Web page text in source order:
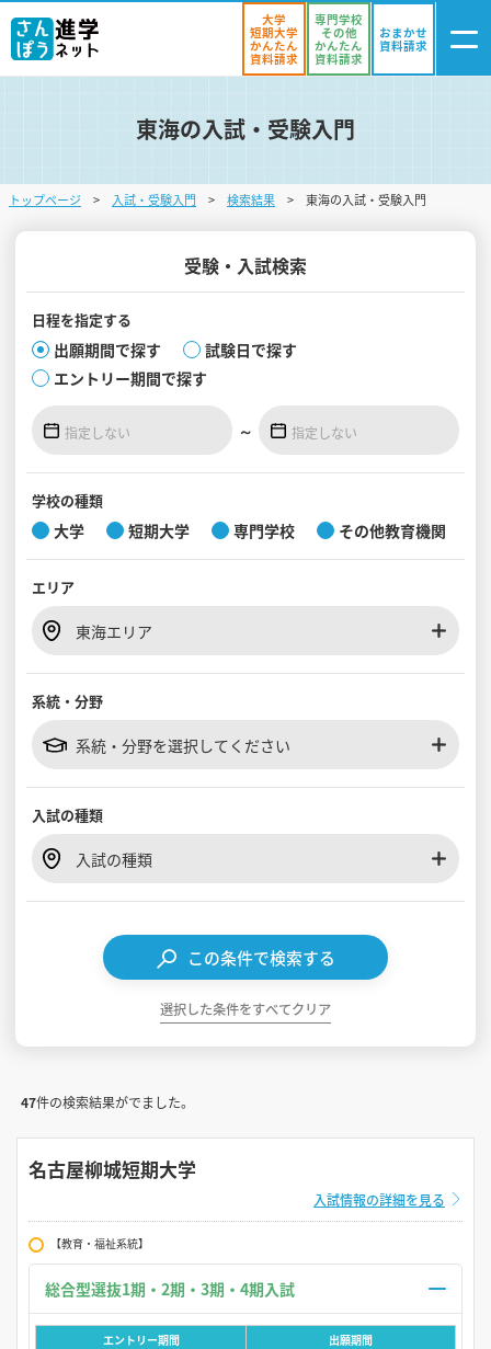
ログイン
・登録
気になる
学校を探す
オープンキャンパスを探す
入試・受験入門
見学会WEB手引書
大学
短期大学
かんたん
資料請求
専門学校
その他
かんたん
資料請求
おまかせ
資料請求
東海の入試・受験入門
トップページ 入試・受験入門 検索結果 東海の入試・受験入門
受験・入試検索
日程を指定する
出願期間で探す
試験日で探す
エントリー期間で探す
～
学校の種類
大学 短期大学 専門学校 その他教育機関
エリア
東海エリア
系統・分野
系統・分野を選択してください
入試の種類
入試の種類
この条件で検索する
選択した条件をすべてクリア
47件の検索結果がでました。
名古屋柳城短期大学
入試情報の詳細を見る
【教育・福祉系統】
エントリー期間 出願期間